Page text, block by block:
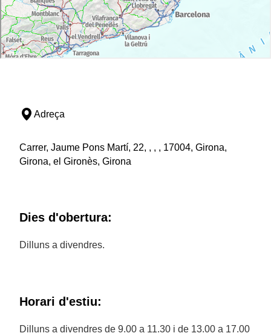
Adreça
Carrer, Jaume Pons Martí, 22, , , , 17004, Girona,
Girona, el Gironès, Girona
Dies d'obertura:
Dilluns a divendres.
Horari d'estiu:
Dilluns a divendres de 9.00 a 11.30 i de 13.00 a 17.00